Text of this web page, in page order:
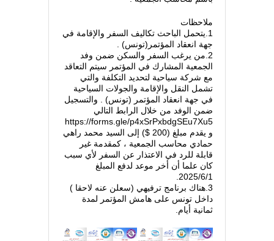
ملاحظات
1.يتحمل الباحث تكاليف السفر والإقامة في
جهة انعقاد المؤتمر(تونس) .
2.من يرغب السفر والسكن ضمن وفد
الجمعية المشارك في المؤتمر سيتم التعاقد
مع شركة سياحية لتحديد التكلفة والتي
تشمل النقل والإقامة والجولات السياحية
في جهة انعقاد المؤتمر (تونس) . والتسجيل
ضمن الوفد من خلال الرابط التالي
https://forms.gle/p4xSrPxbdgSEu7Xu5
و يقدم مبلغ (200 $) إلى السيد محمد راهي
حمادي محاسب الجمعية ، كمقدمة غير
قابلة للرد في الاعتذار عن السفر لأي سبب
كان علما أن أخر موعد لدفع المبلغ
2025/6/1.
3.هناك برنامج ترفيهي (سعلن عنه لاحقا )
داخل تونس على هامش المؤتمر لمدة
ثمانية أيام.